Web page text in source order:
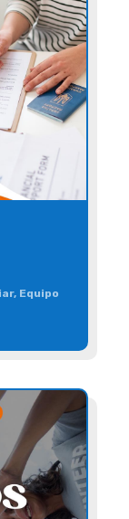
, Equipo